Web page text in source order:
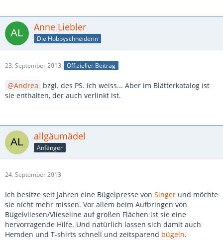
Anne Liebler
Die Hobbyschneiderin
23. September 2013 Offizieller Beitrag
Andrea bzgl. des PS. ich weiss... Aber im Blätterkatalog ist
sie enthalten, der auch verlinkt ist.
allgäumädel
Anfänger
24. September 2013
Ich besitze seit Jahren eine Bügelpresse von Singer und möchte
sie nicht mehr missen. Vor allem beim Aufbringen von
Bügelvliesen/Vlieseline auf großen Flächen ist sie eine
hervorragende Hilfe. Und natürlich lassen sich damit auch
Hemden und T-shirts schnell und zeitsparend bügeln.